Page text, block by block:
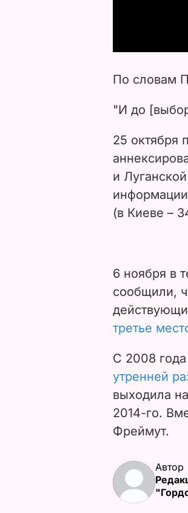
По словам
"И до
25 октября
и
(в Киеве –
6 ноября в
сообщили,
третье
С 2008
утренней
выходила
2014-го.
Фреймут.
Автор